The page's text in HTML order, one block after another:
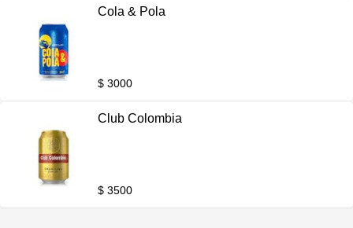
Cola & Pola
$ 3000
Club Colombia
$ 3500